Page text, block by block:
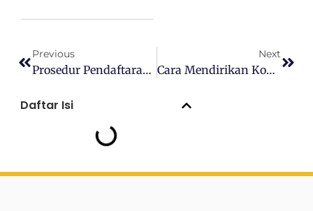
Previous
Prosedur Pendaftaran Merek: Apa Saja Yang Diperiksa?
Next
Cara Mendirikan Koperasi Simpan Pinjam: Prosedur Lengkap
Daftar Isi